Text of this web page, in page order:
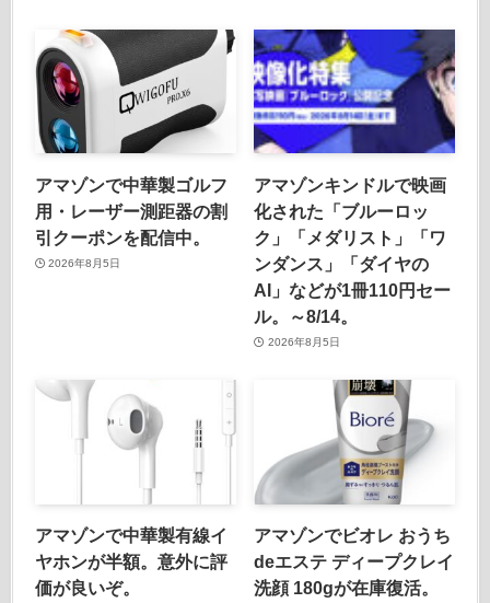
アマゾンで中華製ゴルフ
用・レーザー測距器の割
引クーポンを配信中。
2026年8月5日
アマゾンキンドルで映画
化された「ブルーロッ
ク」「メダリスト」「ワ
ンダンス」「ダイヤの
AI」などが1冊110円セー
ル。～8/14。
2026年8月5日
アマゾンで中華製有線イ
ヤホンが半額。意外に評
価が良いぞ。
アマゾンでビオレ おうち
deエステ ディープクレイ
洗顔 180gが在庫復活。